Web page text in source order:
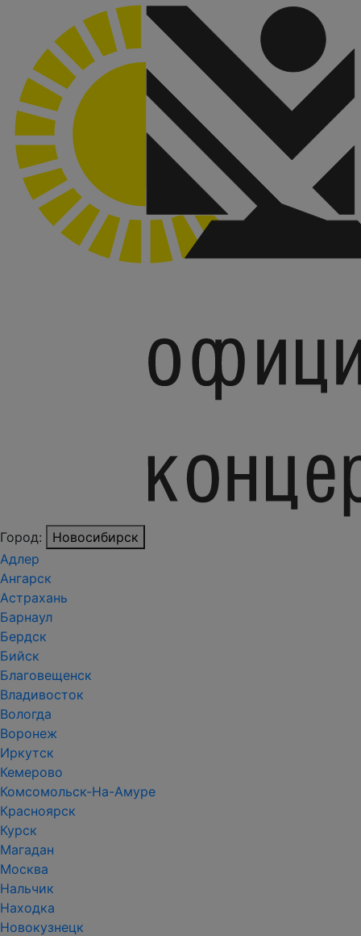
Город:
Новосибирск
Адлер
Ангарск
Астрахань
Барнаул
Бердск
Бийск
Благовещенск
Владивосток
Вологда
Воронеж
Иркутск
Кемерово
Комсомольск-На-Амуре
Красноярск
Курск
Магадан
Москва
Нальчик
Находка
Новокузнецк